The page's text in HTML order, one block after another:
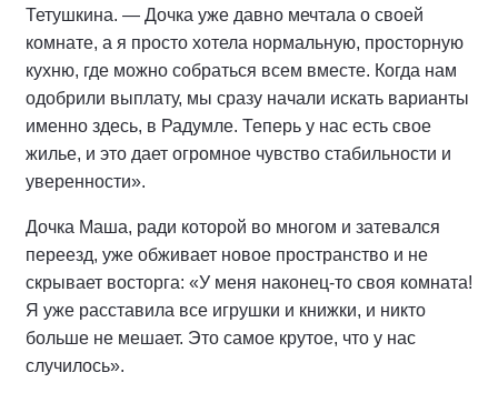
Тетушкина. — Дочка уже давно мечтала о своей
комнате, а я просто хотела нормальную, просторную
кухню, где можно собраться всем вместе. Когда нам
одобрили выплату, мы сразу начали искать варианты
именно здесь, в Радумле. Теперь у нас есть свое
жилье, и это дает огромное чувство стабильности и
уверенности».
Дочка Маша, ради которой во многом и затевался
переезд, уже обживает новое пространство и не
скрывает восторга: «У меня наконец-то своя комната!
Я уже расставила все игрушки и книжки, и никто
больше не мешает. Это самое крутое, что у нас
случилось».